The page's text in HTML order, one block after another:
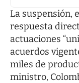
La suspensión,
respuesta
actuaciones
acuerdos
miles de
ministro,